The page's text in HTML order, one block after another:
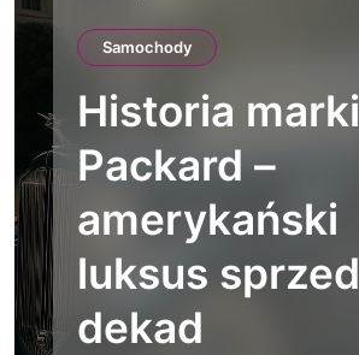
Samochody
Historia marki
Packard –
amerykański
luksus sprzed
dekad